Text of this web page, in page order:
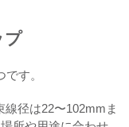
プ
す。
径は22〜102mmま